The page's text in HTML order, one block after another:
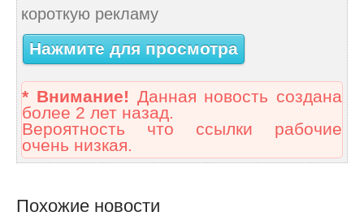
короткую рекламу
Нажмите для просмотра
* Внимание! Данная новость создана
более 2 лет назад.
Вероятность что ссылки рабочие
очень низкая.
Похожие новости